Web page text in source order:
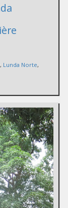
, Lunda Norte,